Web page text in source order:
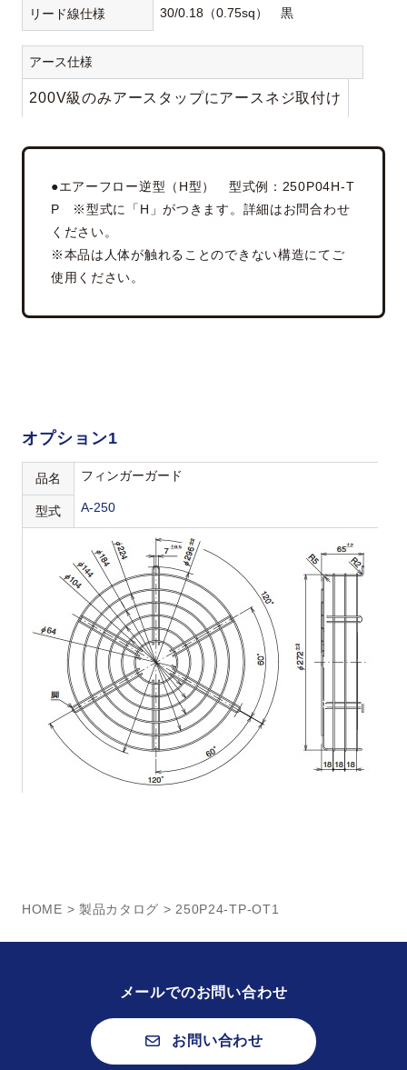
リード線仕様 30/0.18（0.75sq） 黒
アース仕様
200V級のみアースタップにアースネジ取付け
●エアーフロー逆型（H型） 型式例：250P04H-T
P ※型式に「H」がつきます。詳細はお問合わせ
ください。
※本品は人体が触れることのできない構造にてご
使用ください。
オプション1
品名 フィンガーガード
型式 A-250
HOME > 製品カタログ > 250P24-TP-OT1
メールでのお問い合わせ
お問い合わせ